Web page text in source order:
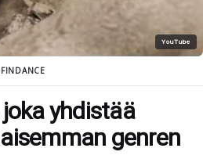
YouTube
FINDANCE
yhdistää
genren